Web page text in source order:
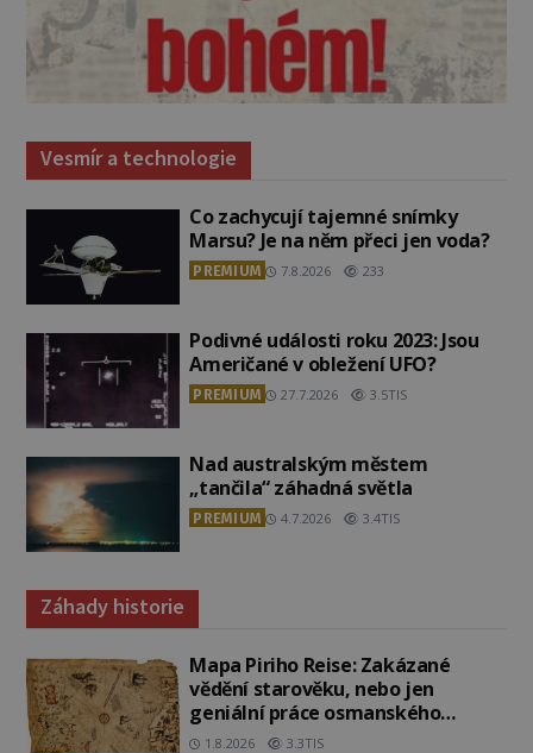
Vesmír a technologie
Co zachycují tajemné snímky
Marsu? Je na něm přeci jen voda?
PREMIUM 7.8.2026 233
Podivné události roku 2023: Jsou
Američané v obležení UFO?
PREMIUM 27.7.2026 3.5TIS
Nad australským městem
„tančila“ záhadná světla
PREMIUM 4.7.2026 3.4TIS
Záhady historie
Mapa Piriho Reise: Zakázané
vědění starověku, nebo jen
geniální práce osmanského
admirála?
1.8.2026 3.3TIS